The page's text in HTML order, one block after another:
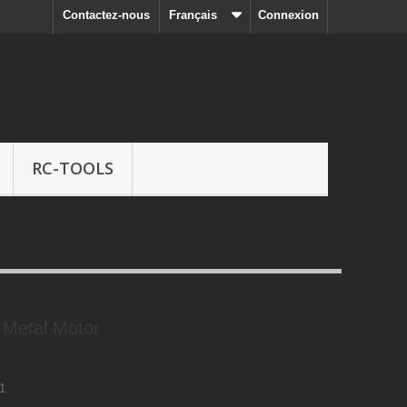
Connexion
Français
Contactez-nous
RC-TOOLS